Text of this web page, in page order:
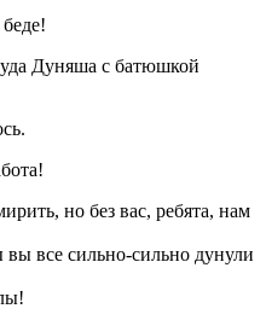
Дуняша с батюшкой
но без вас, ребята, нам
все сильно-сильно дунули